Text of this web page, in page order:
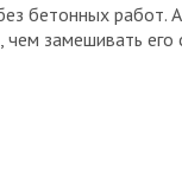
бетонных
замешивать